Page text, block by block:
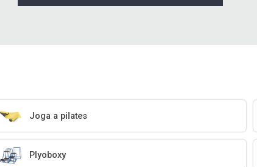
Joga a pilates
Plyoboxy